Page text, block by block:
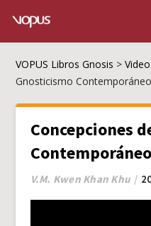
VOPUS Libros Gnosis >
Gnosticismo Contemporáneo
Concepciones
Contemporáneo
V.M. Kwen Khan Khu